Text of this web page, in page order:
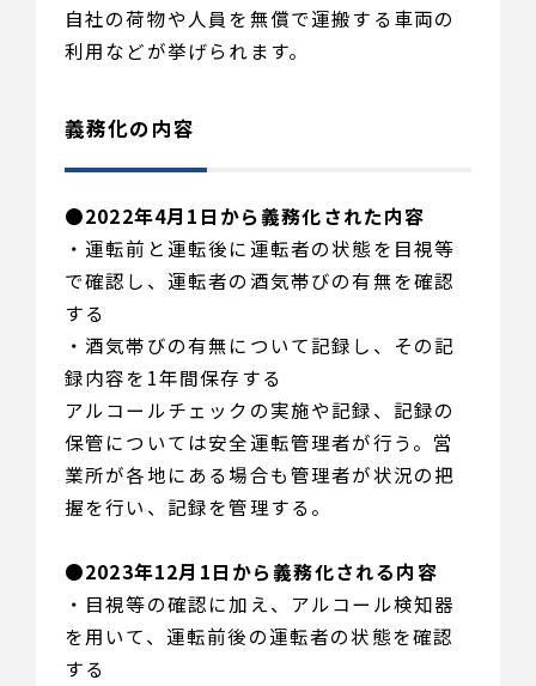
自社の荷物や人員を無償で運搬する車両の
利用などが挙げられます。
義務化の内容
●2022年4月1日から義務化された内容
・運転前と運転後に運転者の状態を目視等
で確認し、運転者の酒気帯びの有無を確認
する
・酒気帯びの有無について記録し、その記
録内容を1年間保存する
アルコールチェックの実施や記録、記録の
保管については安全運転管理者が行う。営
業所が各地にある場合も管理者が状況の把
握を行い、記録を管理する。
●2023年12月1日から義務化される内容
・目視等の確認に加え、アルコール検知器
を用いて、運転前後の運転者の状態を確認
する